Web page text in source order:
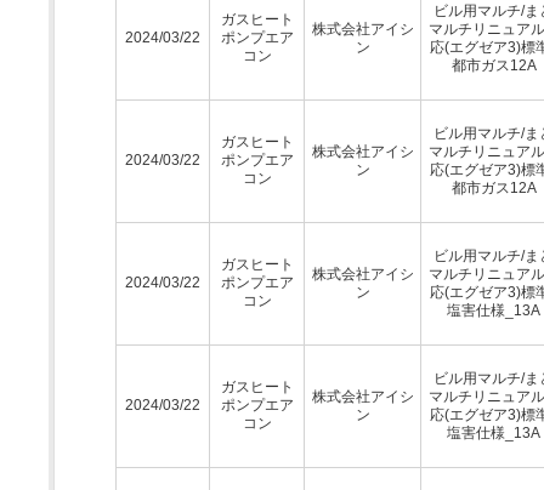
2024/03/22
ガスヒート
ポンプエア
コン
株式会社アイシ
ン
ビル用マルチ/ま
マルチリニュア
応(エグゼア3)標
都市ガス12A
2024/03/22
ガスヒート
ポンプエア
コン
株式会社アイシ
ン
ビル用マルチ/ま
マルチリニュア
応(エグゼア3)標
都市ガス12A
2024/03/22
ガスヒート
ポンプエア
コン
株式会社アイシ
ン
ビル用マルチ/ま
マルチリニュア
応(エグゼア3)標
塩害仕様_13A
2024/03/22
ガスヒート
ポンプエア
コン
株式会社アイシ
ン
ビル用マルチ/ま
マルチリニュア
応(エグゼア3)標
塩害仕様_13A